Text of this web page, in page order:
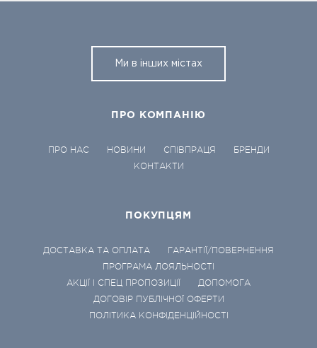
Ми в інших містах
ПРО КОМПАНІЮ
ПРО НАС НОВИНИ СПІВПРАЦЯ
БРЕНДИ
КОНТАКТИ
ПОКУПЦЯМ
ДОСТАВКА ТА ОПЛАТА
ГАРАНТІЇ/ПОВЕРНЕННЯ
ПРОГРАМА ЛОЯЛЬНОСТІ
АКЦІЇ І СПЕЦ ПРОПОЗИЦІЇ
ДОПОМОГА
ДОГОВІР ПУБЛІЧНОЇ ОФЕРТИ
ПОЛІТИКА КОНФІДЕНЦІЙНОСТІ